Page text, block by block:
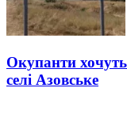
Окупанти
селі Азовське